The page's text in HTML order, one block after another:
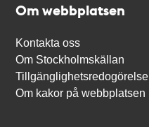
Om webbplatsen
Kontakta oss
Om Stockholmskällan
Tillgänglighetsredogörelse
Om kakor på webbplatsen